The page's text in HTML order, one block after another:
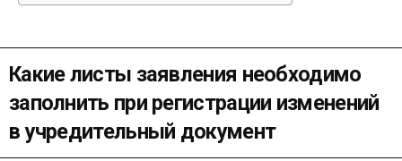
Какие листы заявления необходимо
заполнить при регистрации изменений
в учредительный документ